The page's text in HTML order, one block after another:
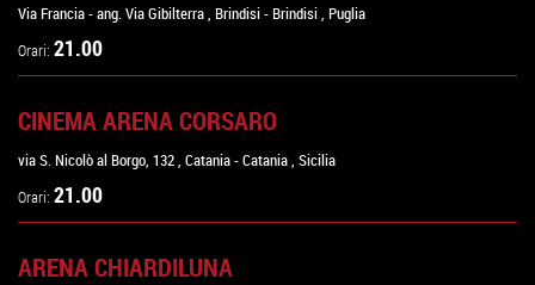
Via Francia - ang. Via Gibilterra, Brindisi-Brindisi, Puglia
Orari: 21.00
CINEMA ARENA CORSARO
via S. Nicolò al Borgo, 132, Catania-Catania, Sicilia
Orari: 21.00
ARENA CHIARDILUNA